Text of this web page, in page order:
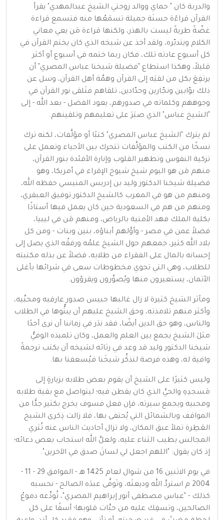
والدربة كان " حماي ووالد زوجتي الشيخ عبدالمهدي" يقرأ
القرآن قراءًة حسنَة جميلة تسمَعُها منه فتسمع قراءة
غضّةً طريةً ليست بالهذر، ولكنها قراءة مَن يعي معاني
الكلام ويتدبّره، ولقد أخذ عن شيخه الذي كان يختم القرآن في
كل أسبوع عادته تلك، فكان ربما ختمه في أسبوع أو أكثر
قليلاً، وهكذا استطاع "فضيلة شيخنا عباس المصري" أن
يرتفِعَ بكل من لقيَه إلى القرآن وهمَّة أهل القرآن، وسل عن
ذلك بوّابين ونجّارين وحدّادين، تلقاهم فتَلقى نور القرآن في
وجوههم وكلماته في صدورهم، يعود الفضل - بعد الله - إلى
"الشيخ عباس" الذي صبَرَ على تعليمهم وتلقينهم.
لم يترك "الشيخ عباس المصري" كتبًا أو مؤلَّفات، لكنه ترك
نسخًا من الكتب والمؤلَّفات تتحرك بين الأحياء وتعمل على
تزكية النفوس وتطهير القلوب وإنارة الأفئدة بنور القرآن،
منهم مَن هو اليوم شيخ شيوخ الإقراء في أمريكا، وهو
فضيلة شيخنا الدكتور وليد بن إدريس المنيسي حفظه الله،
ومنهم من هو في المغرب كالشيخ الدكتور توفيق العبقري،
ومنهم من هم في السعودية حين كان يعمل فيها أستاذًا
بكلية الملك فهد الأمنية بالرياض، ومنهم مَن في ليبيا،
فضلاً عمن في مصر - وأوَّلهم أبناؤه، بنين وبنات - ومن كل
بلاد الله كثير، جمعهم حول الشيخ علمُه ورفقُه الذي يصل إلى
إحسانه بالمال على الفقراء من طلابه، فضلاً عن بذله مكتبته
للطلاب، وهي التي تحوي مخطوطات سعى في شرائها بأغلى
الأثمان، يستعيرون منها ويُصوِّرون ويقرؤون.
ومآثر الشيخ كثيرة لا زال غالبها حبيس صدور عارفيه ومحبِّيه،
وأكثر منهم تلامذته، وحق الشيخ عليهم أن يبثُّوها في الطلاب
والناس، وهو حق الدين أيضًا، فقد ندَر في زماننا أن نرى أحدًا
مثلَ الشيخ يجمع بين العلم والعمل، وكان تلميذه الوفيُّ
شيخنا الدكتور وليد قد وعد في رثائه لشيخه أن يكتب ترجمةً
وافية له، وهذه فرصة لنذكِّر شيخَنا فيُسعفنا بها.
وليس كثيرًا على الشيخ أن يقوم بعض طلابه بزيارةٍ إلى
مَسجدِهِ والحيِّ الذي كان يقطن فيه؛ ليتواصل مع بقية طلابه
ومحبيه ويجمع سيرته، فإن فعل فسوف يخرج بكثير جدًّا من
المواقف وبالشمائل التي يُحتفى بها، فلا زالت ذِكرى الشيخ
العَطِرة تملأ عبق المكان، ولا تزال أحاديث الناس عنه تُثري
المجالس بطيب الثناء عليه، ولعلَّ الله استجاب بعض دعائه؛
إذ كان يقول: "اللهم اجعل لي لسانَ صدق في الآخرين".
في يوم الاثنين 16 من شوال لعام 1425 هـ - الموافق 29 - 11 -
2004 م استردَّ الله وديعتَه، وتَوفَّى عبدَه الصالح - نحسبه
كذلك - "عباس مصطفى أنور إبراهيم المصري"، تُودِّعه دموعُ
الصالحين، وتسفِك عليه من حبَّات قلوبها؛ أسفًا على كل